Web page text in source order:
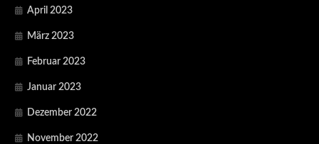
April 2023
März 2023
Februar 2023
Januar 2023
Dezember 2022
November 2022